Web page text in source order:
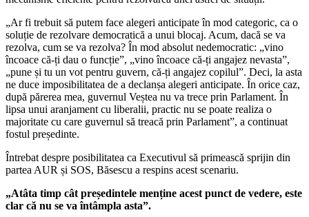
„Ar fi trebuit să putem face alegeri anticipate în mod categoric, ca o
soluție de rezolvare democratică a unui blocaj. Acum, dacă se va
rezolva, cum se va rezolva? În mod absolut nedemocratic: „vino
încoace că-ți dau o funcție”, „vino încoace că-ți angajez nevasta”,
„pune și tu un vot pentru guvern, că-ți angajez copilul”. Deci, la asta
ne duce imposibilitatea de a declanșa alegeri anticipate. În orice caz,
după părerea mea, guvernul Veștea nu va trece prin Parlament. În
lipsa unui aranjament cu liberalii, practic nu se poate realiza o
majoritate cu care guvernul să treacă prin Parlament”, a continuat
fostul președinte.
Întrebat despre posibilitatea ca Executivul să primească sprijin din
partea AUR și SOS, Băsescu a respins acest scenariu.
„Atâta timp cât președintele menține acest punct de vedere, este
clar că nu se va întâmpla asta”.